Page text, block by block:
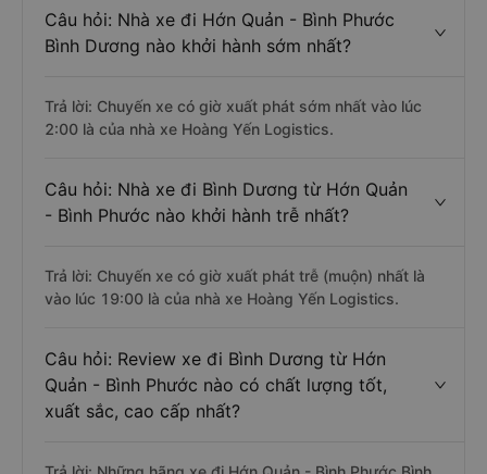
Câu hỏi: Nhà xe đi Hớn Quản - Bình Phước
Bình Dương nào khởi hành sớm nhất?
Trả lời: Chuyến xe có giờ xuất phát sớm nhất vào lúc
2:00 là của nhà xe Hoàng Yến Logistics.
Câu hỏi: Nhà xe đi Bình Dương từ Hớn Quản
- Bình Phước nào khởi hành trễ nhất?
Trả lời: Chuyến xe có giờ xuất phát trễ (muộn) nhất là
vào lúc 19:00 là của nhà xe Hoàng Yến Logistics.
Câu hỏi: Review xe đi Bình Dương từ Hớn
Quản - Bình Phước nào có chất lượng tốt,
xuất sắc, cao cấp nhất?